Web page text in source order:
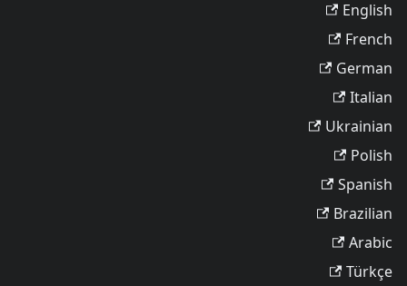
English
French
German
Italian
Ukrainian
Polish
Spanish
Brazilian
Arabic
Türkçe